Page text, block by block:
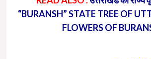
“BURANSH” STATE TREE OF
FLOWERS OF